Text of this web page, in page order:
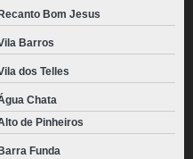
Recanto Bom Jesus
Barros
dos Telles
Chata
de Pinheiros
Barra Funda